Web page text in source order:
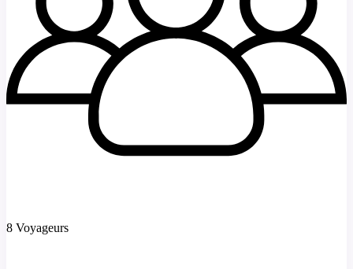
8 Voyageurs